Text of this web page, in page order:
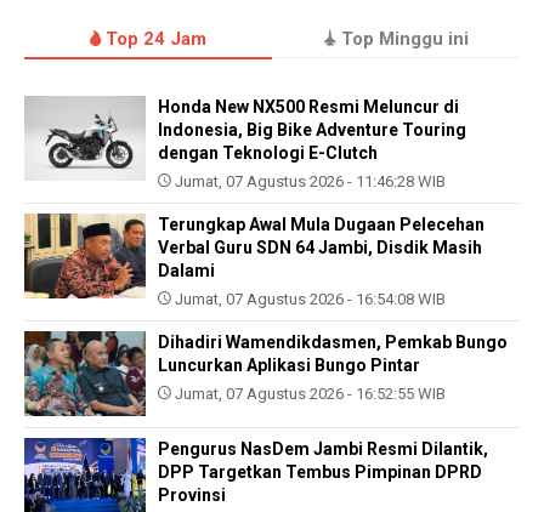
Top 24 Jam Top Minggu ini
Honda New NX500 Resmi Meluncur di
Indonesia, Big Bike Adventure Touring
dengan Teknologi E-Clutch
Jumat, 07 Agustus 2026 - 11:46:28 WIB
Terungkap Awal Mula Dugaan Pelecehan
Verbal Guru SDN 64 Jambi, Disdik Masih
Dalami
Jumat, 07 Agustus 2026 - 16:54:08 WIB
Dihadiri Wamendikdasmen, Pemkab Bungo
Luncurkan Aplikasi Bungo Pintar
Jumat, 07 Agustus 2026 - 16:52:55 WIB
Pengurus NasDem Jambi Resmi Dilantik,
DPP Targetkan Tembus Pimpinan DPRD
Provinsi